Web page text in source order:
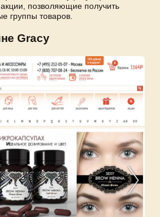
позволяющие получить
группы товаров.
Gracy